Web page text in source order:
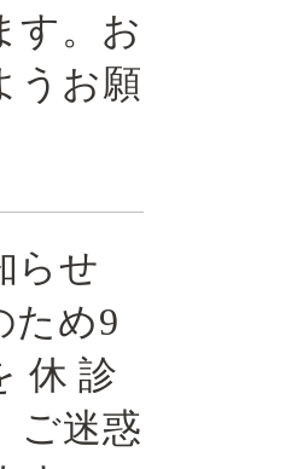
。お
うお願
らせ
ため9
休 診
ご迷惑